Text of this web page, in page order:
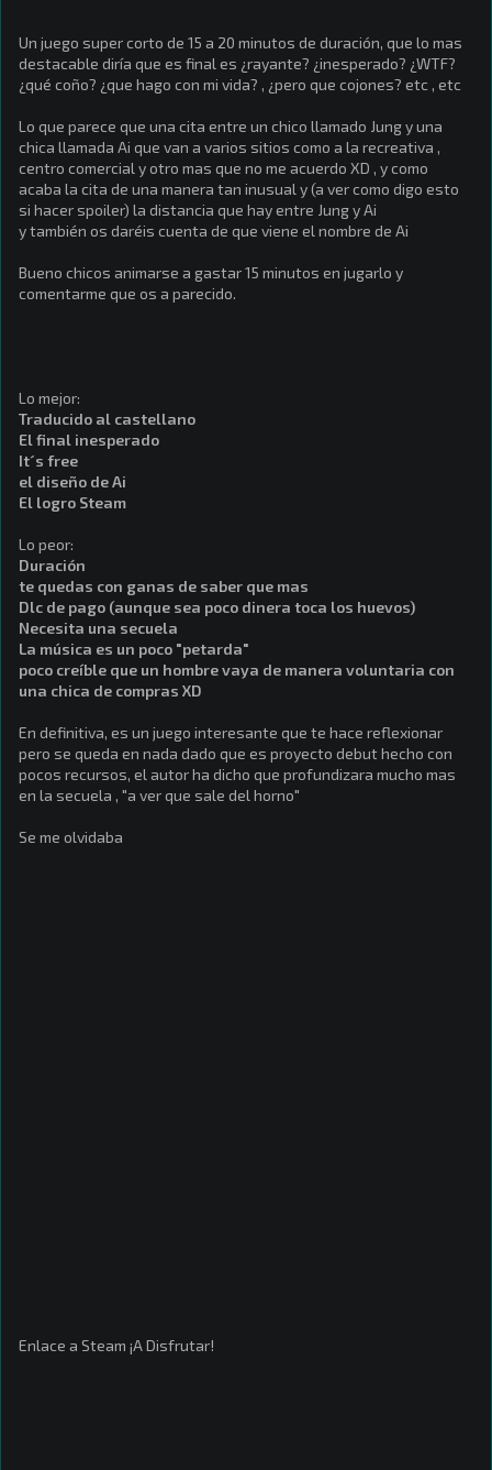
Un juego super corto de 15 a 20 minutos de duración, que lo mas
destacable diría que es final es ¿rayante? ¿inesperado? ¿WTF?
¿qué coño? ¿que hago con mi vida? , ¿pero que cojones? etc , etc
Lo que parece que una cita entre un chico llamado Jung y una
chica llamada Ai que van a varios sitios como a la recreativa ,
centro comercial y otro mas que no me acuerdo XD , y como
acaba la cita de una manera tan inusual y (a ver como digo esto
si hacer spoiler) la distancia que hay entre Jung y Ai
y también os daréis cuenta de que viene el nombre de Ai
Bueno chicos animarse a gastar 15 minutos en jugarlo y
comentarme que os a parecido.
Lo mejor:
Traducido al castellano
El final inesperado
It´s free
el diseño de Ai
El logro Steam
Lo peor:
Duración
te quedas con ganas de saber que mas
Dlc de pago (aunque sea poco dinera toca los huevos)
Necesita una secuela
La música es un poco "petarda"
poco creíble que un hombre vaya de manera voluntaria con
una chica de compras XD
En definitiva, es un juego interesante que te hace reflexionar
pero se queda en nada dado que es proyecto debut hecho con
pocos recursos, el autor ha dicho que profundizara mucho mas
en la secuela , "a ver que sale del horno"
Se me olvidaba
Enlace a Steam ¡A Disfrutar!